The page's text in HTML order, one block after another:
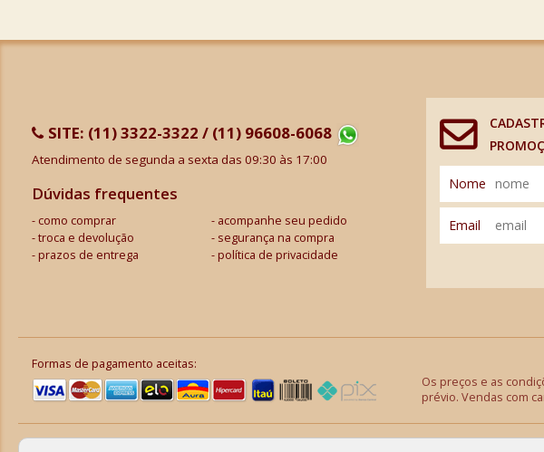
SITE: (11) 3322-3322 / (11) 96608-6068
Atendimento de segunda a sexta das 09:30 às 17:00
Dúvidas frequentes
como comprar
acompanhe seu pedido
troca e devolução
segurança na compra
prazos de entrega
política de privacidade
Nome
Email
Formas de pagamento aceitas:
Os preços e as
prévio. Vendas com